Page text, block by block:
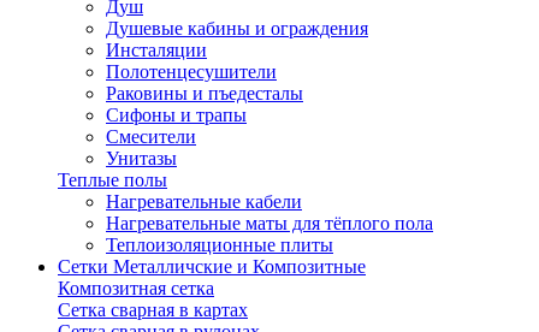
Душ
Душевые кабины и ограждения
Инсталяции
Полотенцесушители
Раковины и пъедесталы
Сифоны и трапы
Смесители
Унитазы
Теплые полы
Нагревательные кабели
Нагревательные маты для тёплого пола
Теплоизоляционные плиты
Сетки Металличские и Композитные
Композитная сетка
Сетка сварная в картах